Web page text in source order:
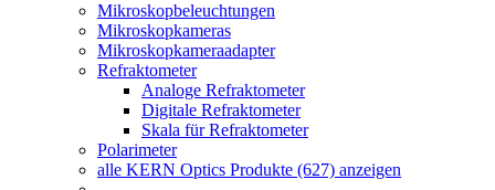
Mikroskopbeleuchtungen
Mikroskopkameras
Mikroskopkameraadapter
Refraktometer
Analoge Refraktometer
Digitale Refraktometer
Skala für Refraktometer
Polarimeter
alle KERN Optics Produkte (627) anzeigen